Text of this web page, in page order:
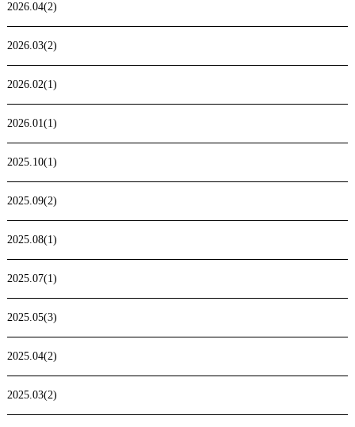
2026.04(2)
2026.03(2)
2026.02(1)
2026.01(1)
2025.10(1)
2025.09(2)
2025.08(1)
2025.07(1)
2025.05(3)
2025.04(2)
2025.03(2)